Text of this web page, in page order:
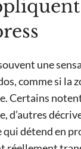
une
comme si la
Certains
d’autres
détend en